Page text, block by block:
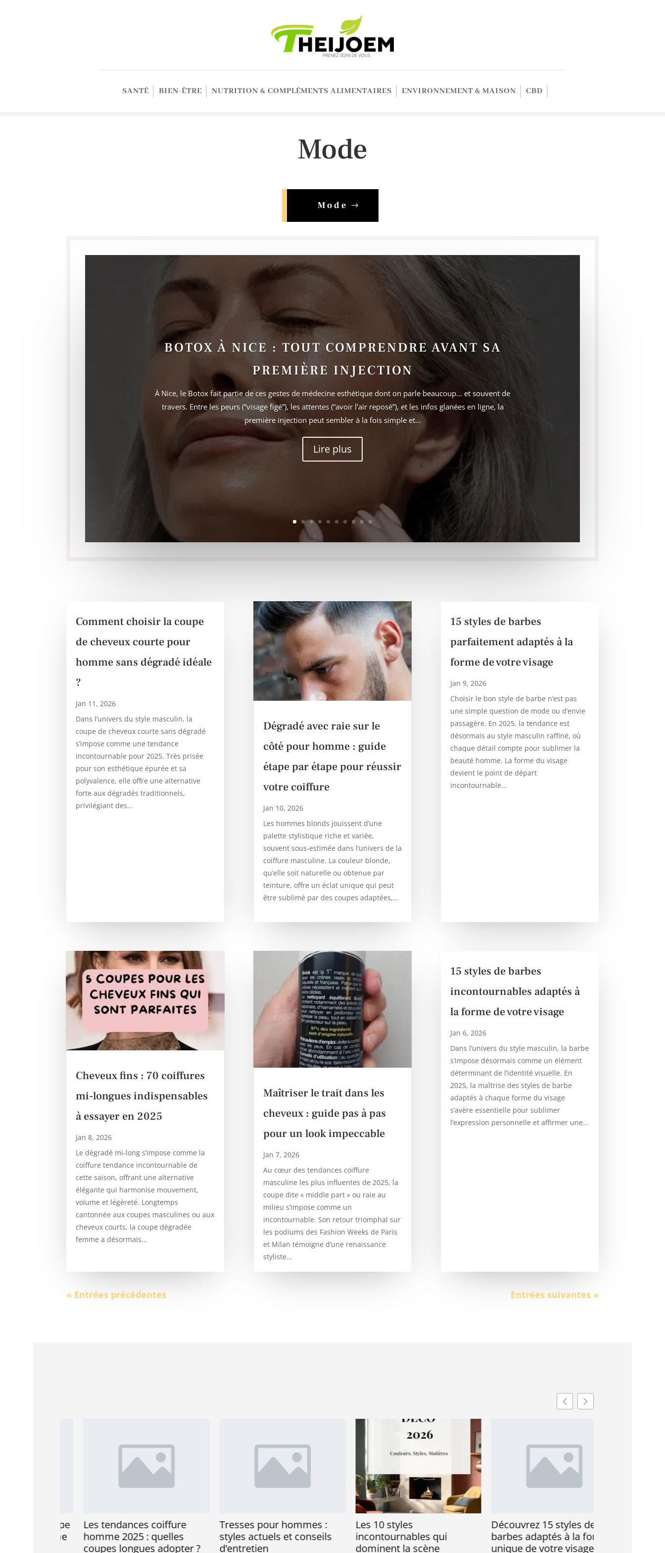
SANTÉ BIEN-ÊTRE NUTRITION & COMPLÉMENTS ALIMENTAIRES ENVIRONNEMENT & MAISON CBD
Mode
Mode
BOTOX À NICE : TOUT COMPRENDRE AVANT SA
PREMIÈRE INJECTION
À Nice, le Botox fait partie de ces gestes de médecine esthétique dont on parle beaucoup… et souvent de
travers. Entre les peurs (“visage figé”), les attentes (“avoir l’air reposé”), et les infos glanées en ligne, la
première injection peut sembler à la fois simple et...
Lire plus
Comment choisir la coupe
de cheveux courte pour
homme sans dégradé idéale
?
Jan 11, 2026
Dans l’univers du style masculin, la
coupe de cheveux courte sans dégradé
s’impose comme une tendance
incontournable pour 2025. Très prisée
pour son esthétique épurée et sa
polyvalence, elle offre une alternative
forte aux dégradés traditionnels,
privilégiant des...
Cheveux fins : 70 coiffures
mi-longues indispensables
à essayer en 2025
Jan 8, 2026
Le dégradé mi-long s’impose comme la
coiffure tendance incontournable de
cette saison, offrant une alternative
élégante qui harmonise mouvement,
volume et légèreté. Longtemps
cantonnée aux coupes masculines ou aux
cheveux courts, la coupe dégradée
femme a désormais...
Dégradé avec raie sur le
côté pour homme : guide
étape par étape pour réussir
votre coiffure
Jan 10, 2026
Les hommes blonds jouissent d’une
palette stylistique riche et variée,
souvent sous-estimée dans l’univers de la
coiffure masculine. La couleur blonde,
qu’elle soit naturelle ou obtenue par
teinture, offre un éclat unique qui peut
être sublimé par des coupes adaptées,...
Maîtriser le trait dans les
cheveux : guide pas à pas
pour un look impeccable
Jan 7, 2026
Au cœur des tendances coiffure
masculine les plus influentes de 2025, la
coupe dite « middle part » ou raie au
milieu s’impose comme un
incontournable. Son retour triomphal sur
les podiums des Fashion Weeks de Paris
et Milan témoigne d’une renaissance
styliste...
15 styles de barbes
parfaitement adaptés à la
forme de votre visage
Jan 9, 2026
Choisir le bon style de barbe n’est pas
une simple question de mode ou d’envie
passagère. En 2025, la tendance est
désormais au style masculin raffiné, où
chaque détail compte pour sublimer la
beauté homme. La forme du visage
devient le point de départ
incontournable...
15 styles de barbes
incontournables adaptés à
la forme de votre visage
Jan 6, 2026
Dans l’univers du style masculin, la barbe
s’impose désormais comme un élément
déterminant de l’identité visuelle. En
2025, la maîtrise des styles de barbe
adaptés à chaque forme du visage
s’avère essentielle pour sublimer
l’expression personnelle et affirmer une...
« Entrées précédentes Entrées suivantes »
Les tendances coiffure
homme 2025 : quelles
coupes longues adopter ?
Tresses pour hommes :
styles actuels et conseils
d’entretien
Les 10 styles
incontournables qui
dominent la scène
Découvrez 15 styles de
barbes adaptés à la forme
unique de votre visage